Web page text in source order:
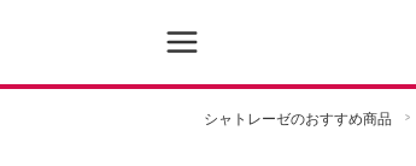
シャトレーゼのおすすめ商品